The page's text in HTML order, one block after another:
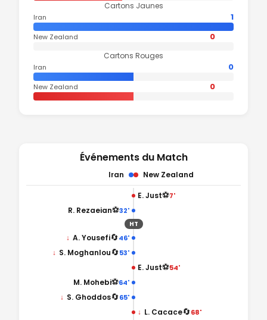
Cartons Jaunes
Iran 1
New Zealand 0
Cartons Rouges
Iran 0
New Zealand 0
Événements du Match
Iran New Zealand
E. Just⚽7'
32'
⚽
R. Rezaeian
HT
46'
🔄
↓ A. Yousefi
53'
🔄
↓ S. Moghanlou
E. Just⚽54'
64'
⚽
M. Mohebi
65'
🔄
↓ S. Ghoddos
↓ L. Cacace🔄68'